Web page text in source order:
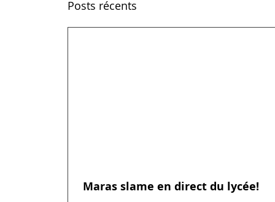
Posts récents
Maras slame en direct du lycée!